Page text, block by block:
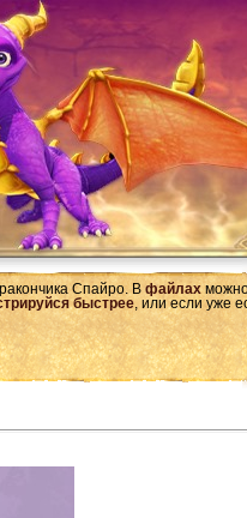
Спайро. В файлах
быстрее, или если уже